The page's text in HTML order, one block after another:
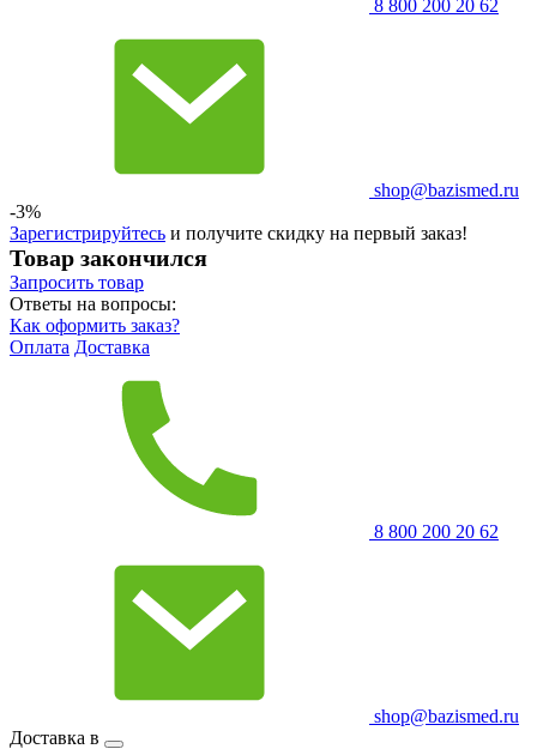
8 800 200 20 62
shop@bazismed.ru
-3%
Зарегистрируйтесь и получите скидку на первый заказ!
Товар закончился
Запросить товар
Ответы на вопросы:
Как оформить заказ?
Оплата Доставка
8 800 200 20 62
shop@bazismed.ru
Доставка в